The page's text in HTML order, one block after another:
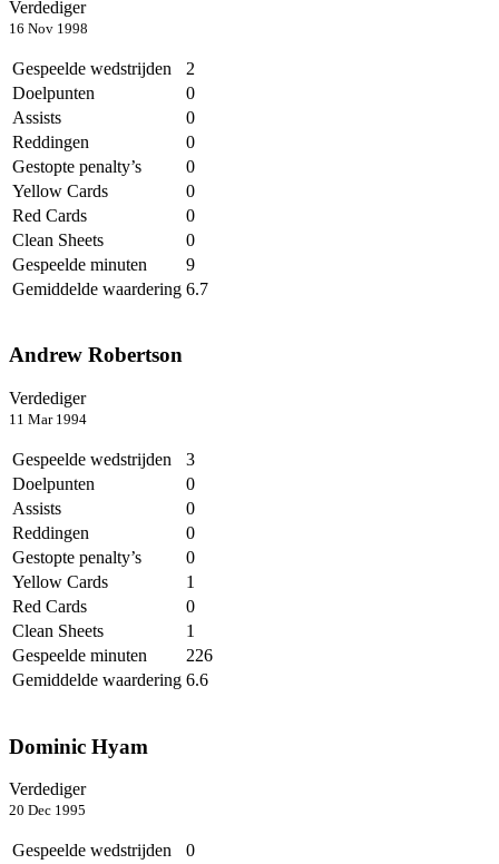
Verdediger
16 Nov 1998
Gespeelde wedstrijden
2
Doelpunten
0
Assists
0
Reddingen
0
Gestopte penalty’s
0
Yellow Cards
0
Red Cards
0
Clean Sheets
0
Gespeelde minuten
9
Gemiddelde waardering 6.7
Andrew Robertson
Verdediger
11 Mar 1994
Gespeelde wedstrijden
3
Doelpunten
0
Assists
0
Reddingen
0
Gestopte penalty’s
0
Yellow Cards
1
Red Cards
0
Clean Sheets
1
Gespeelde minuten
226
Gemiddelde waardering 6.6
Dominic Hyam
Verdediger
20 Dec 1995
Gespeelde wedstrijden
0